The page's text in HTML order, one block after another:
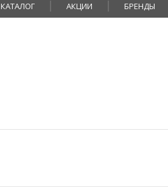
КАТАЛОГ АКЦИИ БРЕНДЫ